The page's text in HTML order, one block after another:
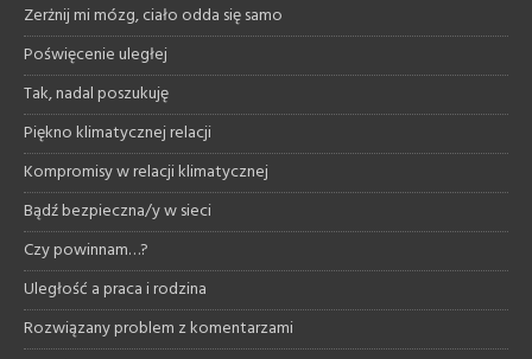
Zerżnij mi mózg, ciało odda się samo
Poświęcenie uległej
Tak, nadal poszukuję
Piękno klimatycznej relacji
Kompromisy w relacji klimatycznej
Bądź bezpieczna/y w sieci
Czy powinnam…?
Uległość a praca i rodzina
Rozwiązany problem z komentarzami